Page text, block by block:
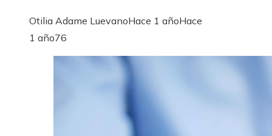
Otilia Adame LuevanoHace 1 añoHace
1 año76